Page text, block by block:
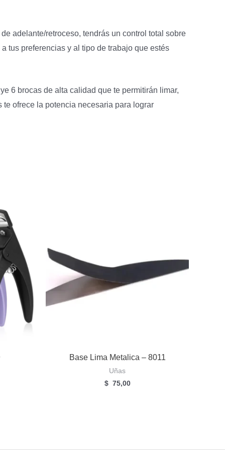
adelante/retroceso, tendrás un control total sobre
tus preferencias y al tipo de trabajo que estés
6 brocas de alta calidad que te permitirán limar,
ofrece la potencia necesaria para lograr
Base Lima Metalica – 8011
Uñas
$ 75,00